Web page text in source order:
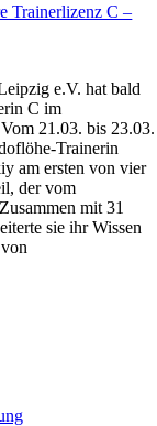
Trainerlizenz C –
e.V. hat bald
C im
21.03. bis 23.03.
Trainerin
am ersten von vier
der vom
mit 31
sie ihr Wissen